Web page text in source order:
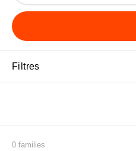
Filtres
0 families